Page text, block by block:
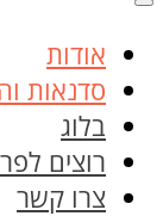
אודות
סדנאות
בלוג
רוצים
צרו קשר